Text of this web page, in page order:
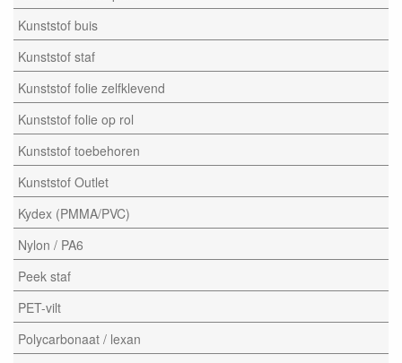
Kunststof buis
Kunststof staf
Kunststof folie zelfklevend
Kunststof folie op rol
Kunststof toebehoren
Kunststof Outlet
Kydex (PMMA/PVC)
Nylon / PA6
Peek staf
PET-vilt
Polycarbonaat / lexan